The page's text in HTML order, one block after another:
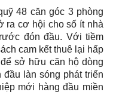
48 căn góc 3 phòng
ra cơ hội cho số ít nhà
đón đầu. Với tiềm
cam kết thuê lại hấp
sở hữu căn hộ dòng
làn sóng phát triển
mới hàng đầu miền